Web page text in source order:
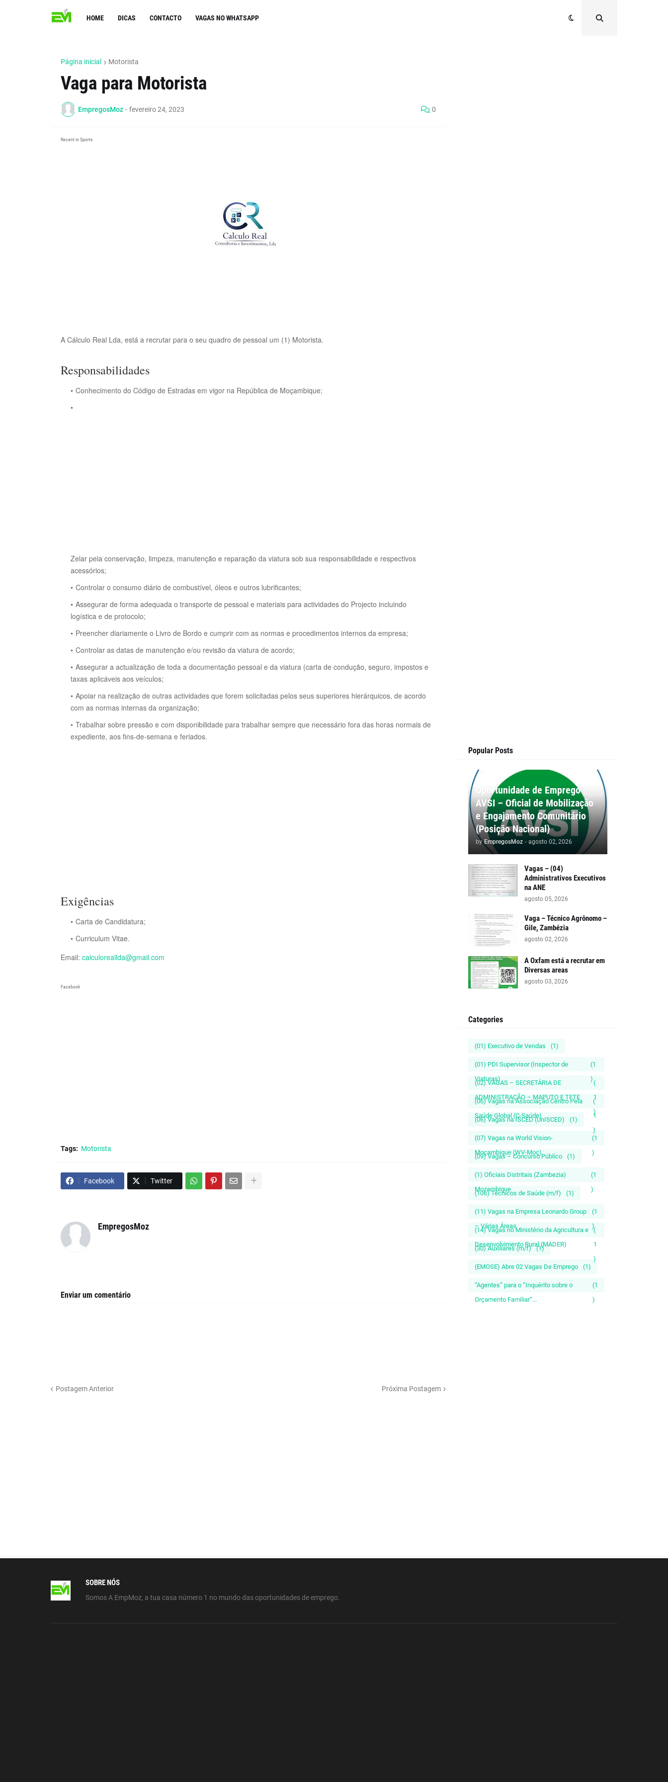
HOME DICAS CONTACTO VAGAS NO WHATSAPP
Página inicial Motorista
Vaga para Motorista
EmpregosMoz - fevereiro 24, 2023 0
Recent in Sports
A Cálculo Real Lda, está a recrutar para o seu quadro de pessoal um (1) Motorista.
Responsabilidades
Conhecimento do Código de Estradas em vigor na República de Moçambique;
Zelar pela conservação, limpeza, manutenção e reparação da viatura sob sua responsabilidade e respectivos
acessórios;
Controlar o consumo diário de combustível, óleos e outros lubrificantes;
Assegurar de forma adequada o transporte de pessoal e materiais para actividades do Projecto incluindo
logística e de protocolo;
Preencher diariamente o Livro de Bordo e cumprir com as normas e procedimentos internos da empresa;
Controlar as datas de manutenção e/ou revisão da viatura de acordo;
Assegurar a actualização de toda a documentação pessoal e da viatura (carta de condução, seguro, impostos e
taxas aplicáveis aos veículos;
Apoiar na realização de outras actividades que forem solicitadas pelos seus superiores hierárquicos, de acordo
com as normas internas da organização;
Trabalhar sobre pressão e com disponibilidade para trabalhar sempre que necessário fora das horas normais de
expediente, aos fins-de-semana e feriados.
Exigências
Carta de Candidatura;
Curriculum Vitae.
Email: calculoreallda@gmail.com
Facebook
Tags: Motorista
Facebook Twitter
EmpregosMoz
Enviar um comentário
Postagem Anterior Próxima Postagem
Popular Posts
Oportunidade de Emprego |
AVSI – Oficial de Mobilização
e Engajamento Comunitário
(Posição Nacional)
by EmpregosMoz - agosto 02, 2026
Vagas – (04)
Administrativos Executivos
na ANE
agosto 05, 2026
Vaga – Técnico Agrônomo –
Gile, Zambézia
agosto 02, 2026
A Oxfam está a recrutar em
Diversas areas
agosto 03, 2026
Categories
(01) Executivo de Vendas (1)
(01) PDI Supervisor (Inspector de
Viaturas)
(1
)
(02) VAGAS – SECRETÁRIA DE
ADMINISTRAÇÃO – MAPUTO E TETE
(
1
)
(06) Vagas na Associação Centro Pela
Saúde Global (C-Saúde)
(
1
)
(06) Vagas na ISCED (UnISCED) (1)
(07) Vagas na World Vision-
Moçambique (WV-Moç)
(1
)
(09) Vagas – Concurso Público (1)
(1) Oficiais Distritais (Zambezia)
Mozambique
(1
)
(106) Técnicos de Saúde (m/f) (1)
(11) Vagas na Empresa Leonardo Group
– Várias Áreas
(1
)
(14) Vagas no Ministério da Agricultura e
Desenvolvimento Rural (MADER)
(
1
)
(30) Auxiliares (m/f) (1)
(EMOSE) Abre 02 Vagas De Emprego (1)
“Agentes” para o “Inquérito sobre o
Orçamento Familiar”...
(1
)
SOBRE NÓS
Somos A EmpMoz, a tua casa número 1 no mundo das oportunidades de emprego.